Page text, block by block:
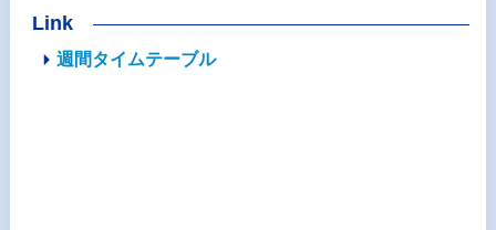
Link
週間タイムテーブル